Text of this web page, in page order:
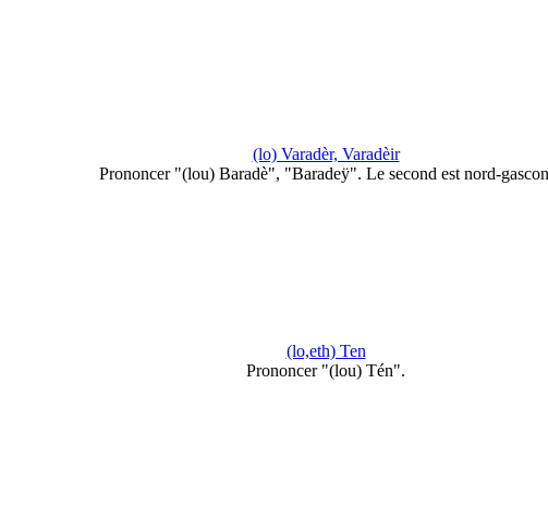
(lo) Varadèr, Varadèir
Prononcer "(lou) Baradè", "Baradeÿ". Le second est nord-
(lo,eth) Ten
Prononcer "(lou) Tén".